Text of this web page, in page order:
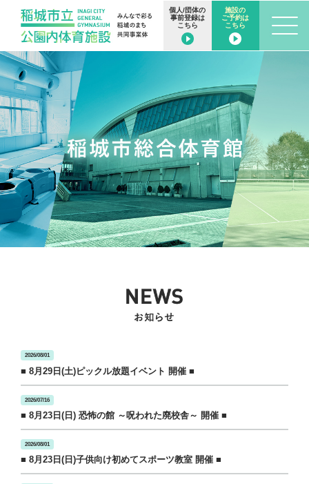
個人/団体の
事前登録は
こちら
施設の
ご予約は
こちら
2026/08/01
■ 8月29日(土)ピックル放題イベント 開催 ■
2026/07/16
■ 8月23日(日) 恐怖の館 ～呪われた廃校舎～ 開催 ■
2026/08/01
■ 8月23日(日)子供向け初めてスポーツ教室 開催 ■